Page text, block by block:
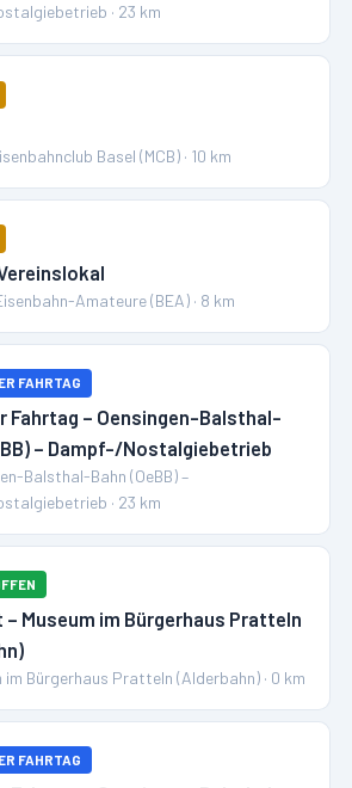
· 23 km
Basel (MCB) · 10 km
Amateure (BEA) · 8 km
FAHRTAG
Fahrtag – Oensingen-Balsthal-
– Dampf-/Nostalgiebetrieb
Balsthal-Bahn (OeBB) –
· 23 km
Museum im Bürgerhaus Pratteln
im Bürgerhaus Pratteln (Alderbahn) · 0 km
FAHRTAG